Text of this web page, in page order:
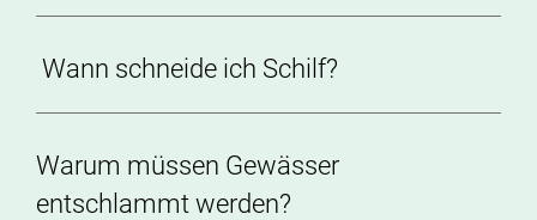
Wann schneide ich Schilf?
Warum müssen Gewässer
entschlammt werden?